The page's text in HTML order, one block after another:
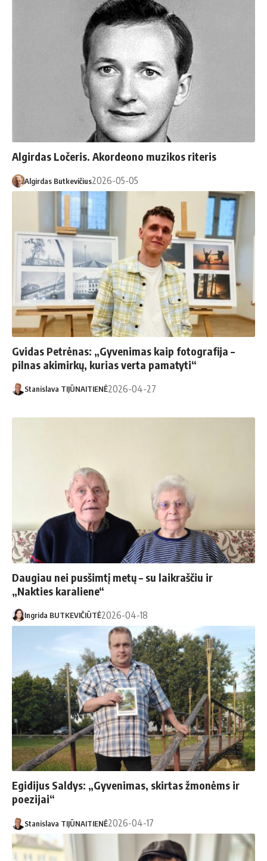
Algirdas Ločeris. Akordeono muzikos riteris
Algirdas Butkevičius2026-05-05
Gvidas Petrėnas: „Gyvenimas kaip fotografija –
pilnas akimirkų, kurias verta pamatyti“
Stanislava TIJŪNAITIENĖ2026-04-27
Daugiau nei pusšimtį metų – su laikraščiu ir
„Nakties karaliene“
Ingrida BUTKEVIČIŪTĖ2026-04-18
Egidijus Saldys: „Gyvenimas, skirtas žmonėms ir
poezijai“
Stanislava TIJŪNAITIENĖ2026-04-17